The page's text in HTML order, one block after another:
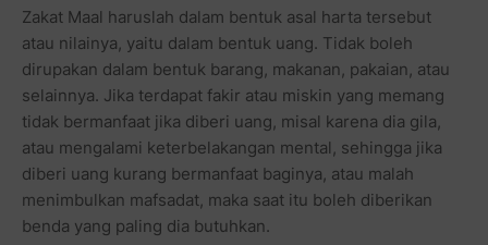
Zakat Maal haruslah dalam bentuk asal harta tersebut
atau nilainya, yaitu dalam bentuk uang. Tidak boleh
dirupakan dalam bentuk barang, makanan, pakaian, atau
selainnya. Jika terdapat fakir atau miskin yang memang
tidak bermanfaat jika diberi uang, misal karena dia gila,
atau mengalami keterbelakangan mental, sehingga jika
diberi uang kurang bermanfaat baginya, atau malah
menimbulkan mafsadat, maka saat itu boleh diberikan
benda yang paling dia butuhkan.